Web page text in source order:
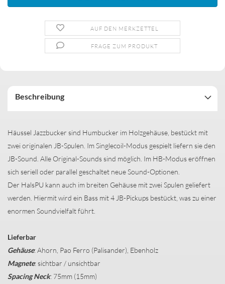
AUF DEN MERKZETTEL
FRAGE ZUM PRODUKT
Beschreibung
Häussel Jazzbucker sind Humbucker im Holzgehäuse, bestückt mit
zwei originalen JB-Spulen. Im Singlecoil-Modus gespielt liefern sie den
JB-Sound. Alle Original-Sounds sind möglich. Im HB-Modus eröffnen
sich seriell oder parallel geschaltet neue Sound-Optionen.
Der HalsPU kann auch im breiten Gehäuse mit zwei Spulen geliefert
werden. Hiermit wird ein Bass mit 4 JB-Pickups bestückt, was zu einer
enormen Soundvielfalt führt.
Lieferbar
Gehäuse: Ahorn, Pao Ferro (Palisander), Ebenholz
Magnete: sichtbar / unsichtbar
Spacing Neck: 75mm (15mm)